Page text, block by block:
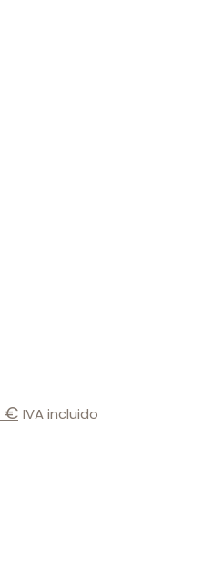
€ IVA incluido